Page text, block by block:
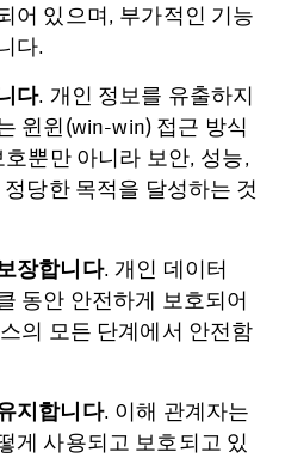
어 있으며, 부가적인 기능
다.
다. 개인 정보를 유출하지
윈윈(win-win) 접근 방식
뿐만 아니라 보안, 성능,
당한 목적을 달성하는 것
장합니다. 개인 데이터
동안 안전하게 보호되어
의 모든 단계에서 안전함
지합니다. 이해 관계자는
게 사용되고 보호되고 있